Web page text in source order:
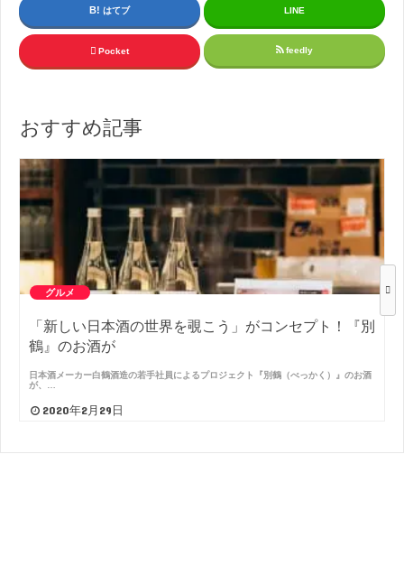
はてブ LINE
Pocket feedly
おすすめ記事
グルメ
「新しい日本酒の世界を覗こう」がコンセプト！『別
鶴』のお酒が
日本酒メーカー白鶴酒造の若手社員によるプロジェクト『別鶴（べっかく）』のお酒
が、…
2020年2月29日